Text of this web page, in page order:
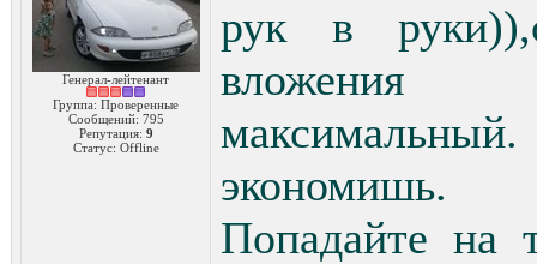
Генерал-лейтенант
Группа: Проверенные
Сообщений: 795
Репутация: 9
Статус: Offline
рук в
вложения
экономишь.
Попадайте на